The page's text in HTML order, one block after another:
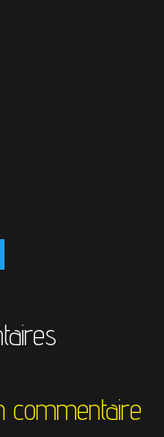
commentaire